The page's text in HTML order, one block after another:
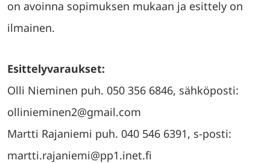
on avoinna sopimuksen mukaan ja esittely on
ilmainen.
Esittelyvaraukset:
Olli Nieminen puh. 050 356 6846, sähköposti:
ollinieminen2@gmail.com
Martti Rajaniemi puh. 040 546 6391, s-posti:
martti.rajaniemi@pp1.inet.fi